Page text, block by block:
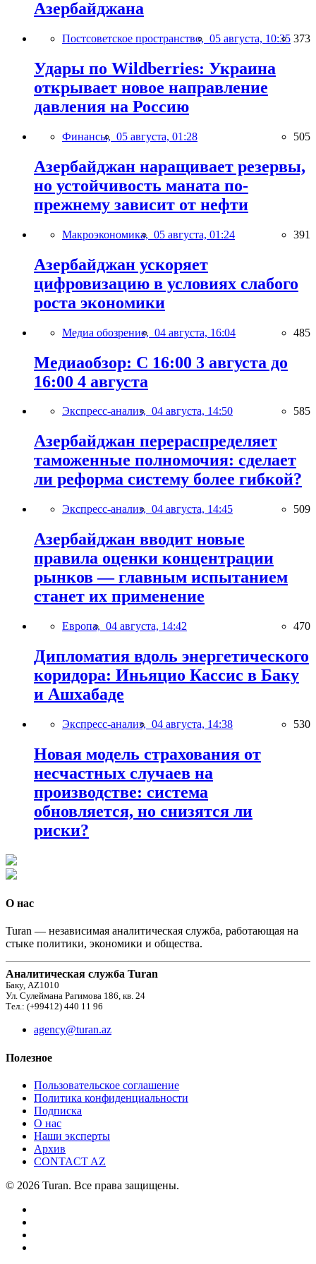
Азербайджана
Постсоветское пространство, 05 августа, 10:35 373
Удары по Wildberries: Украина
открывает новое направление
давления на Россию
Финансы, 05 августа, 01:28 505
Азербайджан наращивает резервы,
но устойчивость маната по-
прежнему зависит от нефти
Макроэкономика, 05 августа, 01:24 391
Азербайджан ускоряет
цифровизацию в условиях слабого
роста экономики
Медиа обозрение, 04 августа, 16:04 485
Медиаобзор: С 16:00 3 августа до
16:00 4 августа
Экспресс-анализ, 04 августа, 14:50 585
Азербайджан перераспределяет
таможенные полномочия: сделает
ли реформа систему более гибкой?
Экспресс-анализ, 04 августа, 14:45 509
Азербайджан вводит новые
правила оценки концентрации
рынков — главным испытанием
станет их применение
Европа, 04 августа, 14:42 470
Дипломатия вдоль энергетического
коридора: Иньяцио Кассис в Баку
и Ашхабаде
Экспресс-анализ, 04 августа, 14:38 530
Новая модель страхования от
несчастных случаев на
производстве: система
обновляется, но снизятся ли
риски?
О нас
Turan — независимая аналитическая служба, работающая на
стыке политики, экономики и общества.
Аналитическая служба Turan
Баку, AZ1010
Ул. Сулеймана Рагимова 186, кв. 24
Тел.: (+99412) 440 11 96
agency@turan.az
Полезное
Пользовательское соглашение
Политика конфиденциальности
Подписка
О нас
Наши эксперты
Архив
CONTACT AZ
© 2026 Turan. Все права защищены.